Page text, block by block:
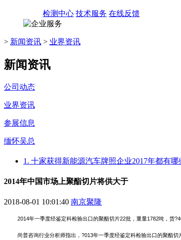
检测中心 技术服务 在线反馈
> 新闻资讯 > 业界资讯
新闻资讯
公司动态
业界资讯
参展信息
缅怀吴总
1. 十家获得新能源汽车牌照企业2017年都有哪
2014年中国市场上聚酯切片将供大于
2018-08-01 10:01:40 南京聚隆
2014年一季度经鉴定科检验出口的聚酯切片22批，重量1782吨，货
尚普咨询行业分析师指出，?013年一季度经鉴定科检验出口的聚酯